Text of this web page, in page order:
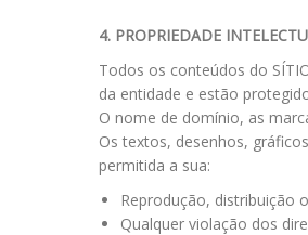
4. PROPRIEDADE
Todos os conteúdos do
da entidade e estão
O nome de domínio, as
Os textos, desenhos,
permitida a sua:
Reprodução, distribuição
Qualquer violação dos